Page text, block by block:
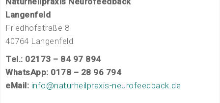
Langenfeld
Friedhofstraße 8
40764 Langenfeld
Tel.: 02173 – 84 97 894
WhatsApp: 0178 – 28 96 794
eMail: info@naturheilpraxis-neurofeedback.de